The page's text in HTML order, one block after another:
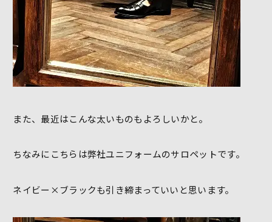
また、最近はこんな太いものもよろしいかと。
ちなみにこちらは弊社ユニフォームのサロペットです。
ネイビー×ブラックも引き締まっていいと思います。